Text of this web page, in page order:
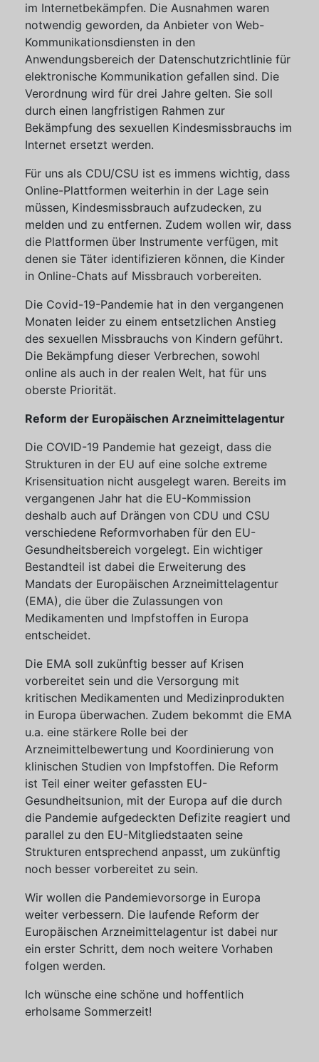
im Internetbekämpfen. Die Ausnahmen waren
notwendig geworden, da Anbieter von Web-
Kommunikationsdiensten in den
Anwendungsbereich der Datenschutzrichtlinie für
elektronische Kommunikation gefallen sind. Die
Verordnung wird für drei Jahre gelten. Sie soll
durch einen langfristigen Rahmen zur
Bekämpfung des sexuellen Kindesmissbrauchs im
Internet ersetzt werden.
Für uns als CDU/CSU ist es immens wichtig, dass
Online-Plattformen weiterhin in der Lage sein
müssen, Kindesmissbrauch aufzudecken, zu
melden und zu entfernen. Zudem wollen wir, dass
die Plattformen über Instrumente verfügen, mit
denen sie Täter identifizieren können, die Kinder
in Online-Chats auf Missbrauch vorbereiten.
Die Covid-19-Pandemie hat in den vergangenen
Monaten leider zu einem entsetzlichen Anstieg
des sexuellen Missbrauchs von Kindern geführt.
Die Bekämpfung dieser Verbrechen, sowohl
online als auch in der realen Welt, hat für uns
oberste Priorität.
Reform der Europäischen Arzneimittelagentur
Die COVID-19 Pandemie hat gezeigt, dass die
Strukturen in der EU auf eine solche extreme
Krisensituation nicht ausgelegt waren. Bereits im
vergangenen Jahr hat die EU-Kommission
deshalb auch auf Drängen von CDU und CSU
verschiedene Reformvorhaben für den EU-
Gesundheitsbereich vorgelegt. Ein wichtiger
Bestandteil ist dabei die Erweiterung des
Mandats der Europäischen Arzneimittelagentur
(EMA), die über die Zulassungen von
Medikamenten und Impfstoffen in Europa
entscheidet.
Die EMA soll zukünftig besser auf Krisen
vorbereitet sein und die Versorgung mit
kritischen Medikamenten und Medizinprodukten
in Europa überwachen. Zudem bekommt die EMA
u.a. eine stärkere Rolle bei der
Arzneimittelbewertung und Koordinierung von
klinischen Studien von Impfstoffen. Die Reform
ist Teil einer weiter gefassten EU-
Gesundheitsunion, mit der Europa auf die durch
die Pandemie aufgedeckten Defizite reagiert und
parallel zu den EU-Mitgliedstaaten seine
Strukturen entsprechend anpasst, um zukünftig
noch besser vorbereitet zu sein.
Wir wollen die Pandemievorsorge in Europa
weiter verbessern. Die laufende Reform der
Europäischen Arzneimittelagentur ist dabei nur
ein erster Schritt, dem noch weitere Vorhaben
folgen werden.
Ich wünsche eine schöne und hoffentlich
erholsame Sommerzeit!